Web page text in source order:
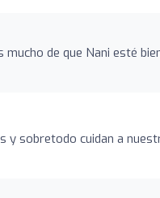
de que Nani esté
y sobretodo cuidan a